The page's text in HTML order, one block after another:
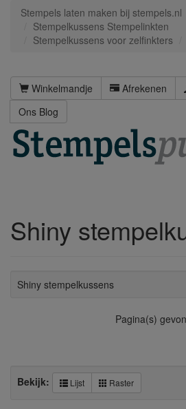
Stempels laten maken bij stempels.nl
Stempelkussens Stempelinkten
Stempelkussens voor zelfinkters
Winkelmandje Afrekenen
Ons Blog
Shiny
Shiny stempelkussens
Pagina(s)
Bekijk: Lijst Raster